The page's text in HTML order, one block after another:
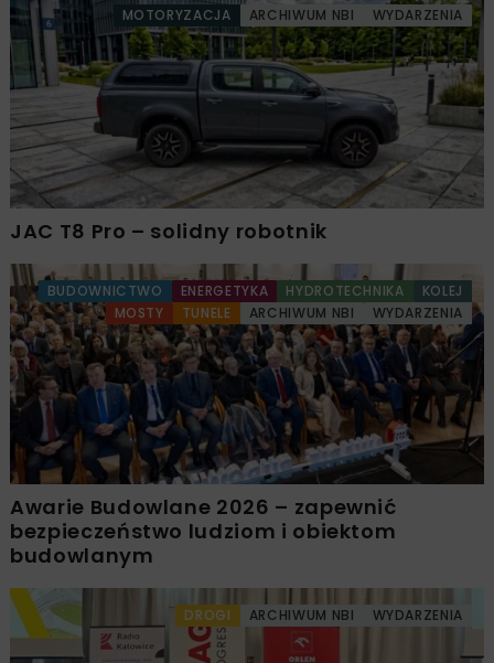
MOTORYZACJA ARCHIWUM NBI WYDARZENIA
JAC T8 Pro – solidny robotnik
BUDOWNICTWO ENERGETYKA HYDROTECHNIKA
KOLEJ
MOSTY
TUNELE ARCHIWUM NBI WYDARZENIA
Awarie Budowlane 2026 – zapewnić
bezpieczeństwo ludziom i obiektom
budowlanym
DROGI ARCHIWUM NBI WYDARZENIA